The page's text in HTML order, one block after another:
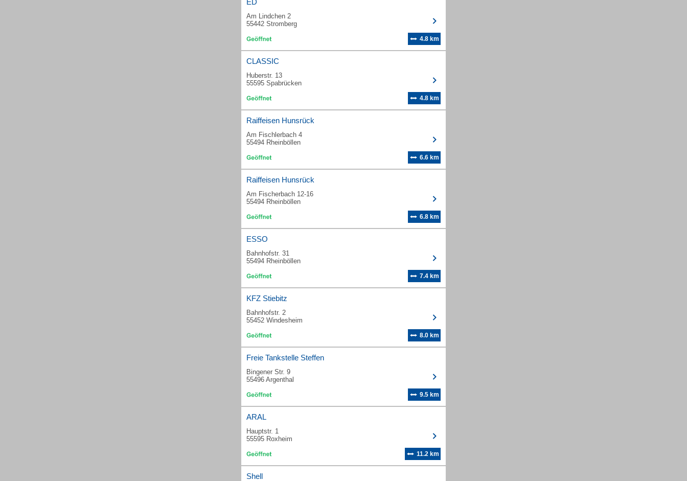
ED
Am Lindchen 2
55442 Stromberg
4.8 km
CLASSIC
Huberstr. 13
55595 Spabrücken
4.8 km
Raiffeisen Hunsrück
Am Fischlerbach 4
55494 Rheinböllen
6.6 km
Raiffeisen Hunsrück
Am Fischerbach 12-16
55494 Rheinböllen
6.8 km
ESSO
Bahnhofstr. 31
55494 Rheinböllen
7.4 km
KFZ Stiebitz
Bahnhofstr. 2
55452 Windesheim
8.0 km
Freie Tankstelle Steffen
Bingener Str. 9
55496 Argenthal
9.5 km
ARAL
Hauptstr. 1
55595 Roxheim
11.2 km
Shell